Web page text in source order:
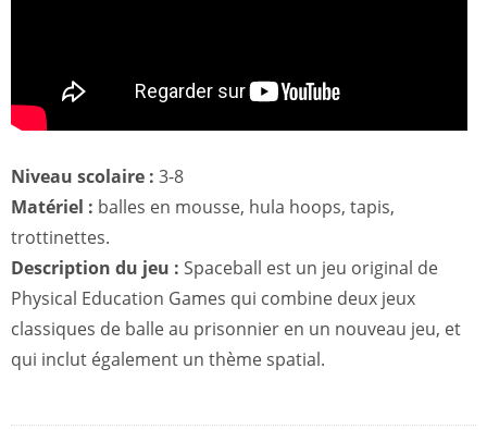
Niveau scolaire : 3-8
Matériel : balles en mousse, hula hoops, tapis,
trottinettes.
Description du jeu : Spaceball est un jeu original de
Physical Education Games qui combine deux jeux
classiques de balle au prisonnier en un nouveau jeu, et
qui inclut également un thème spatial.